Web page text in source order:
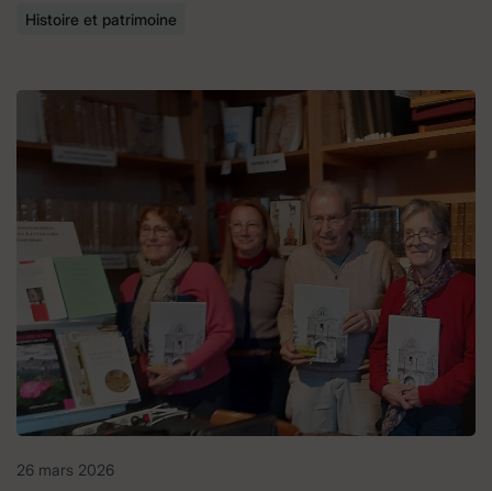
Histoire et patrimoine
26 mars 2026